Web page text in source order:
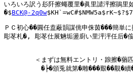
いろいろ訳う髟阡擦蠅覆里�眞里譴泙擦鵑
�$BCK@-2q0w
ＰＣ初心��圓任盍蔽韻謀佻申侏茵���簡単に
彫苳札�, 彫苳仕展魎垢盪廚い里泙泙任后�
　　　＜まずは無料エントリ・踉擦�蕕
　 　　　�┝�頒兎就第�雕���艱��覯�續